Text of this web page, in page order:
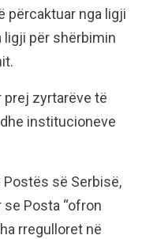
përcaktuar nga ligji
ligji për shërbimin
prej zyrtarëve të
institucioneve
së Serbisë,
Posta “ofron
rregulloret në